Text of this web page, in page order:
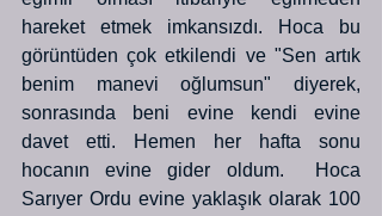
hareket etmek imkansızdı. Hoca bu
görüntüden çok etkilendi ve "Sen artık
benim manevi oğlumsun" diyerek,
sonrasında beni evine kendi evine
davet etti. Hemen her hafta sonu
hocanın evine gider oldum.  Hoca
Sarıyer Ordu evine yaklaşık olarak 100